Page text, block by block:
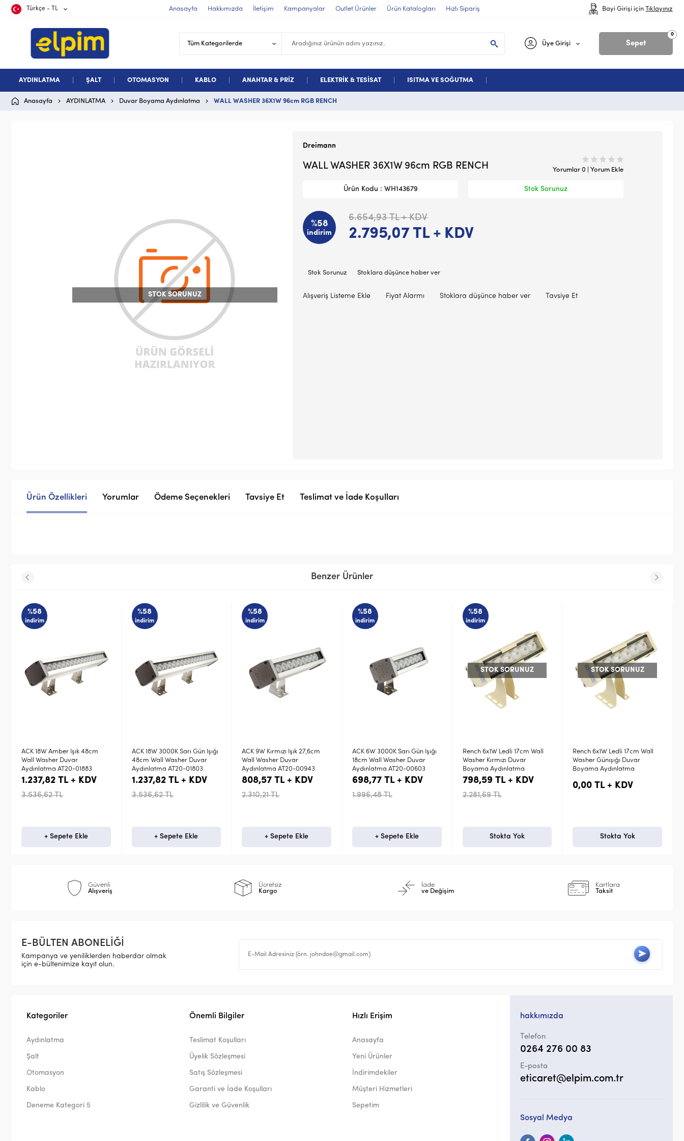
Türkçe - TL Anasayfa Hakkımızda İletişim Kampanyalar Outlet Ürünler Ürün Katalogları Hızlı Sipariş Bayi Girişi için Tıklayınız
Sepet
0
Üye Girişi
AYDINLATMA ŞALT OTOMASYON KABLO ANAHTAR & PRİZ ELEKTRİK & TESİSAT ISITMA VE SOĞUTMA
Anasayfa AYDINLATMA Duvar Boyama Aydınlatma WALL WASHER 36X1W 96cm RGB RENCH
STOK SORUNUZ
Dreimann
WALL WASHER 36X1W 96cm RGB RENCH Yorumlar 0 | Yorum Ekle
Ürün Kodu : WH143679 Stok Sorunuz
%58
indirim
6.654,93TL + KDV
2.795,07 TL + KDV
Stok Sorunuz Stoklara düşünce haber ver
Alışveriş Listeme Ekle Fiyat Alarmı Stoklara düşünce haber ver Tavsiye Et
Ürün Özellikleri Yorumlar Ödeme Seçenekleri Tavsiye Et Teslimat ve İade Koşulları
Benzer Ürünler
ACK 18W 3000K Sarı Gün Işığı
48cm Wall Washer Duvar
Aydınlatma AT20-01803
1.237,82 TL + KDV
3.536,62 TL
+ Sepete Ekle
ACK 9W Kırmızı Işık 27,6cm
Wall Washer Duvar
Aydınlatma AT20-00943
808,57 TL + KDV
2.310,21 TL
+ Sepete Ekle
ACK 6W 3000K Sarı Gün Işığı
18cm Wall Washer Duvar
Aydınlatma AT20-00603
698,77 TL + KDV
1.996,48 TL
+ Sepete Ekle
STOK SORUNUZ
Rench 6x1W Ledli 17cm Wall
Washer Kırmızı Duvar
Boyama Aydınlatma
798,59 TL + KDV
2.281,69 TL
Stokta Yok
STOK SORUNUZ
Rench 6x1W Ledli 17cm Wall
Washer Günışığı Duvar
Boyama Aydınlatma
0,00 TL + KDV
Stokta Yok
Cata 9W Ledli 30cm Wall
Washer Günışığı Duvar
Boyama Aydınlatma
0,00 TL + KDV
+ Sepete Ekle
Güvenli
Alışveriş
Ücretsiz
Kargo
İade
ve Değişim
Kartlara
Taksit
E-BÜLTEN ABONELİĞİ
Kampanya ve yeniliklerden haberdar olmak
için e-bültenimize kayıt olun.
Kategoriler
Aydınlatma
Şalt
Otomasyon
Kablo
Deneme Kategori 5
Önemli Bilgiler
Teslimat Koşulları
Üyelik Sözleşmesi
Satış Sözleşmesi
Garanti ve İade Koşulları
Gizlilik ve Güvenlik
Hızlı Erişim
Anasayfa
Yeni Ürünler
İndirimdekiler
Müşteri Hizmetleri
Sepetim
hakkımızda
Telefon
0264 276 00 83
E-posta
eticaret@elpim.com.tr
Sosyal Medya